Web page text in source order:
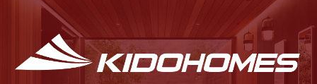
189.483.000 ₫.